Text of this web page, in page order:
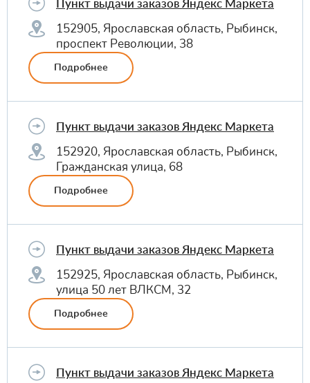
Пункт выдачи заказов Яндекс Маркета
152905, Ярославская область, Рыбинск,
проспект Революции, 38
Подробнее
Пункт выдачи заказов Яндекс Маркета
152920, Ярославская область, Рыбинск,
Гражданская улица, 68
Подробнее
Пункт выдачи заказов Яндекс Маркета
152925, Ярославская область, Рыбинск,
улица 50 лет ВЛКСМ, 32
Подробнее
Пункт выдачи заказов Яндекс Маркета